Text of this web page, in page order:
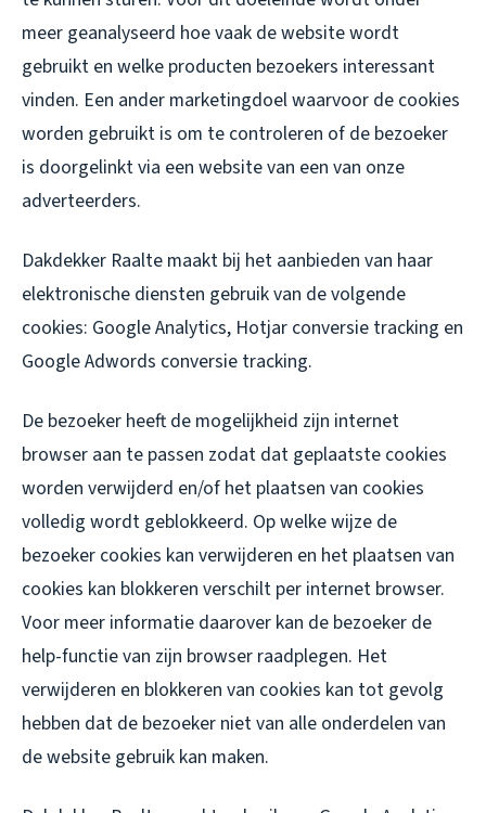
meer geanalyseerd hoe vaak de website wordt
gebruikt en welke producten bezoekers interessant
vinden. Een ander marketingdoel waarvoor de cookies
worden gebruikt is om te controleren of de bezoeker
is doorgelinkt via een website van een van onze
adverteerders.
Dakdekker Raalte maakt bij het aanbieden van haar
elektronische diensten gebruik van de volgende
cookies: Google Analytics, Hotjar conversie tracking en
Google Adwords conversie tracking.
De bezoeker heeft de mogelijkheid zijn internet
browser aan te passen zodat dat geplaatste cookies
worden verwijderd en/of het plaatsen van cookies
volledig wordt geblokkeerd. Op welke wijze de
bezoeker cookies kan verwijderen en het plaatsen van
cookies kan blokkeren verschilt per internet browser.
Voor meer informatie daarover kan de bezoeker de
help-functie van zijn browser raadplegen. Het
verwijderen en blokkeren van cookies kan tot gevolg
hebben dat de bezoeker niet van alle onderdelen van
de website gebruik kan maken.